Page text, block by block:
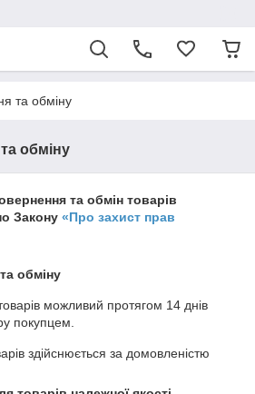
та обміну
обміну
та обмін товарів
Закону «Про захист прав
обміну
можливий протягом 14 днів
покупцем.
здійснюється за домовленістю